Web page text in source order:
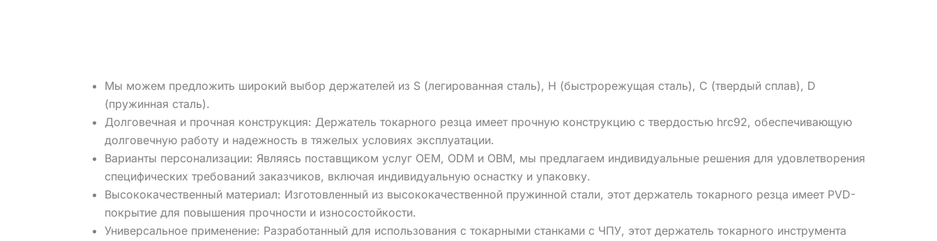
Мы можем предложить широкий выбор держателей из S (легированная сталь), H (быстрорежущая сталь), C (твердый сплав), D
(пружинная сталь).
Долговечная и прочная конструкция: Держатель токарного резца имеет прочную конструкцию с твердостью hrc92, обеспечивающую
долговечную работу и надежность в тяжелых условиях эксплуатации.
Варианты персонализации: Являясь поставщиком услуг OEM, ODM и OBM, мы предлагаем индивидуальные решения для удовлетворения
специфических требований заказчиков, включая индивидуальную оснастку и упаковку.
Высококачественный материал: Изготовленный из высококачественной пружинной стали, этот держатель токарного резца имеет PVD-
покрытие для повышения прочности и износостойкости.
Универсальное применение: Разработанный для использования с токарными станками с ЧПУ, этот держатель токарного инструмента